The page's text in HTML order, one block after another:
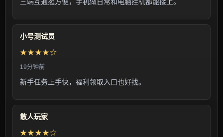
小号测试员
★★★★☆
19分钟前
新手任务上手快，福利领取入口也好找。
散人玩家
★★★★☆